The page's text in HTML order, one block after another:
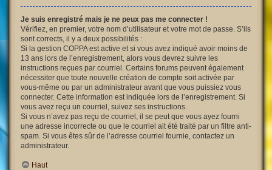
Je suis enregistré mais je ne peux pas me connecter !
Vérifiez, en premier, votre nom d’utilisateur et votre mot de passe. S’ils
sont corrects, il y a deux possibilités :
Si la gestion COPPA est active et si vous avez indiqué avoir moins de
13 ans lors de l’enregistrement, alors vous devrez suivre les
instructions reçues par courriel. Certains forums peuvent également
nécessiter que toute nouvelle création de compte soit activée par
vous-même ou par un administrateur avant que vous puissiez vous
connecter. Cette information est indiquée lors de l’enregistrement. Si
vous avez reçu un courriel, suivez ses instructions.
Si vous n’avez pas reçu de courriel, il se peut que vous ayez fourni
une adresse incorrecte ou que le courriel ait été traité par un filtre anti-
spam. Si vous êtes sûr de l’adresse courriel fournie, contactez un
administrateur.
Haut